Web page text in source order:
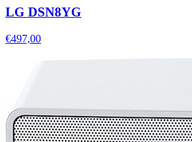
LG DSN8YG
€497,00